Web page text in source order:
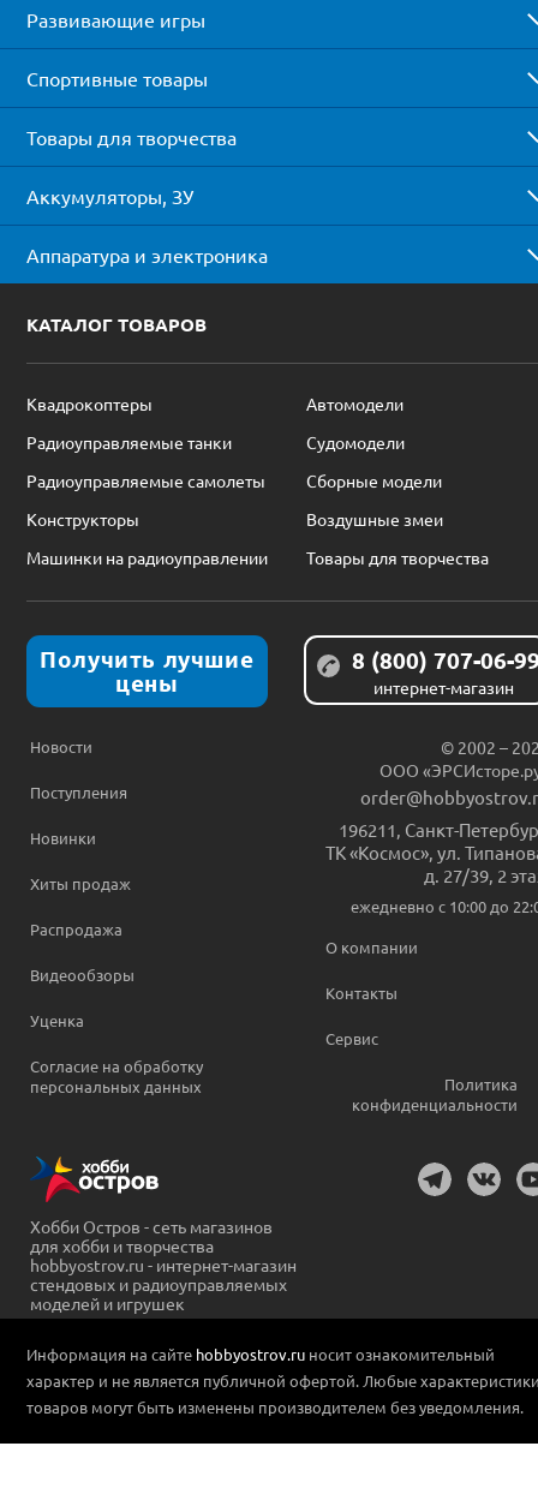
Развивающие игры
Спортивные товары
Товары для творчества
Аккумуляторы, ЗУ
Аппаратура и электроника
КАТАЛОГ ТОВАРОВ
Квадрокоптеры
Автомодели
Радиоуправляемые танки
Судомодели
Радиоуправляемые самолеты
Сборные модели
Конструкторы
Воздушные змеи
Машинки на радиоуправлении
Товары для творчества
Получить лучшие
цены
8 (800) 707-06-
интернет-магазин
Новости
Поступления
Новинки
Хиты продаж
Распродажа
Видеообзоры
Уценка
Согласие на обработку
персональных данных
© 2002 –
ООО
196211 Санкт-
ТК «Космос», ул.
д. 27/39, 2
ежедневно c 10:00 до
О компании
Контакты
Сервис
Политика
конфиденциальности
Хобби Остров - сеть магазинов
для хобби и творчества
hobbyostrov.ru - интернет-магазин
стендовых и радиоуправляемых
моделей и игрушек
Информация на сайте hobbyostrov.ru носит ознакомительный
характер и не является публичной офертой. Любые
товаров могут быть изменены производителем без уведомления.